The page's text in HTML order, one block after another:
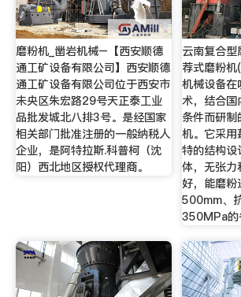
磨粉机_凿岩机械–【西安顺德
通工矿设备有限公司】西安顺德
通工矿设备有限公司位于西安市
未央区朱宏路29号天正泰工业
品批发城北八排3号。是经国家
相关部门批准注册的一般纳税人
企业，是阿特拉斯.科普柯（沈
阳）西北地区授权代理商。
云南复合
荐式磨粉
机械设备在
术，结合国
条件而研
机。它采用
特的结构设
体，无张力
好，能磨粉
500mm、
350MPa